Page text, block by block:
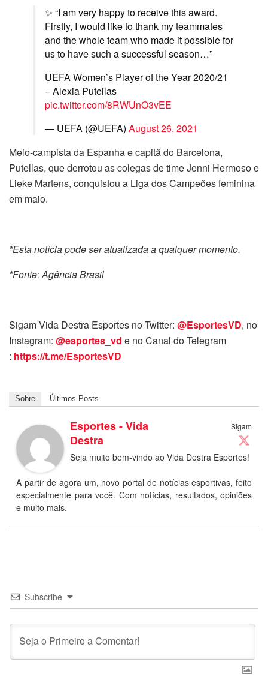
✨ “I am very happy to receive this award.
Firstly, I would like to thank my teammates
and the whole team who made it possible for
us to have such a successful season…”
UEFA Women’s Player of the Year 2020/21
– Alexia Putellas
pic.twitter.com/8RWUnO3vEE
— UEFA (@UEFA) August 26, 2021
Meio-campista da Espanha e capitã do Barcelona,
Putellas, que derrotou as colegas de time Jenni Hermoso e
Lieke Martens, conquistou a Liga dos Campeões feminina
em maio.
*Esta notícia pode ser atualizada a qualquer momento.
*Fonte: Agência Brasil
Sigam Vida Destra Esportes no Twitter: @EsportesVD, no
Instagram: @esportes_vd e no Canal do Telegram
: https://t.me/EsportesVD
Sobre Últimos Posts
Sigam
Esportes - Vida
Destra
Seja muito bem-vindo ao Vida Destra Esportes!
A partir de agora um, novo portal de notícias esportivas, feito
especialmente para você. Com notícias, resultados, opiniões
e muito mais.
Subscribe